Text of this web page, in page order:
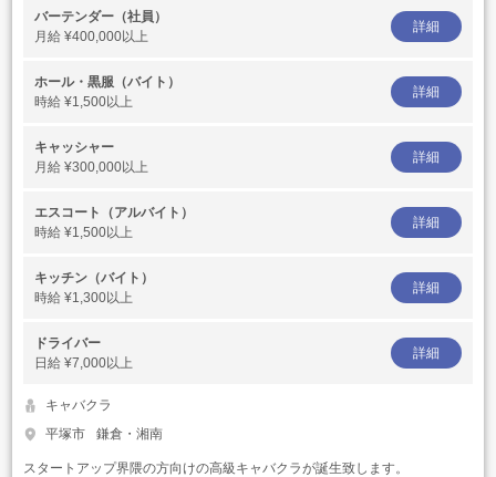
バーテンダー（社員）
月給 ¥400,000以上
詳細
ホール・黒服（バイト）
時給 ¥1,500以上
詳細
キャッシャー
月給 ¥300,000以上
詳細
エスコート（アルバイト）
時給 ¥1,500以上
詳細
キッチン（バイト）
時給 ¥1,300以上
詳細
ドライバー
日給 ¥7,000以上
詳細
キャバクラ
平塚市
鎌倉・湘南
スタートアップ界隈の方向けの高級キャバクラが誕生致します。